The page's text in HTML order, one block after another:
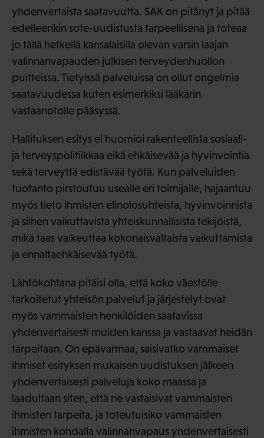
yhdenvertaista saatavuutta. SAK on pitänyt ja pitää
edelleenkin sote-uudistusta tarpeellisena ja toteaa
jo tällä hetkellä kansalaisilla olevan varsin laajan
valinnanvapauden julkisen terveydenhuollon
puitteissa. Tietyissä palveluissa on ollut ongelmia
saatavuudessa kuten esimerkiksi lääkärin
vastaanotolle pääsyssä.
Hallituksen esitys ei huomioi rakenteellista sosiaali-
ja terveyspolitiikkaa eikä ehkäisevää ja hyvinvointia
sekä terveyttä edistävää työtä. Kun palveluiden
tuotanto pirstoutuu usealle eri toimijalle, hajaantuu
myös tieto ihmisten elinolosuhteista, hyvinvoinnista
ja siihen vaikuttavista yhteiskunnallisista tekijöistä,
mikä taas vaikeuttaa kokonaisvaltaista vaikuttamista
ja ennaltaehkäisevää työtä.
Lähtökohtana pitäisi olla, että koko väestölle
tarkoitetut yhteisön palvelut ja järjestelyt ovat
myös vammaisten henkilöiden saatavissa
yhdenvertaisesti muiden kanssa ja vastaavat heidän
tarpeitaan. On epävarmaa, saisivatko vammaiset
ihmiset esityksen mukaisen uudistuksen jälkeen
yhdenvertaisesti palveluja koko maassa ja
laadultaan siten, että ne vastaisivat vammaisten
ihmisten tarpeita, ja toteutuisiko vammaisten
ihmisten kohdalla valinnanvapaus yhdenvertaisesti